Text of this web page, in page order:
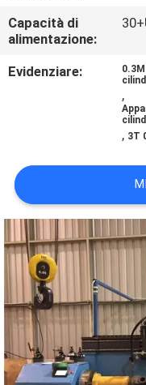
RICHIEDA
MAPPA
DEL
SITO
PRIVACY
POLICY
Capacità di
alimentazione:
Evidenziare:
,
, 3T